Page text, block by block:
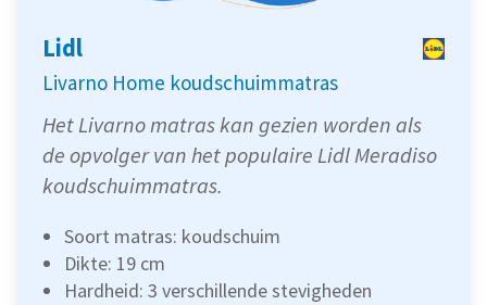
Lidl
Livarno Home koudschuimmatras
Het Livarno matras kan gezien worden als
de opvolger van het populaire Lidl Meradiso
koudschuimmatras.
Soort matras: koudschuim
Dikte: 19 cm
Hardheid: 3 verschillende stevigheden